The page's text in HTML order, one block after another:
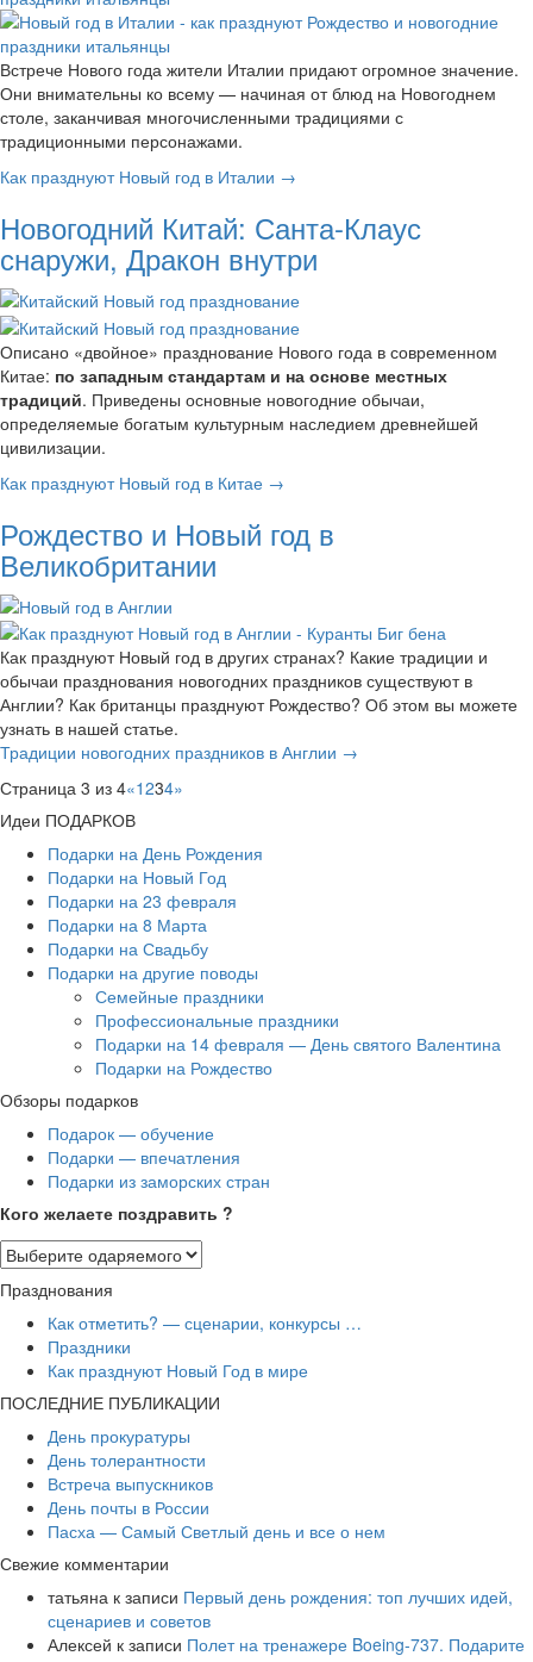
Встрече Нового года жители Италии придают огромное значение.
Они внимательны ко всему — начиная от блюд на Новогоднем
столе, заканчивая многочисленными традициями с
традиционными персонажами.
Как празднуют Новый год в Италии →
Новогодний Китай: Санта-Клаус
снаружи, Дракон внутри
Описано «двойное» празднование Нового года в современном
Китае: по западным стандартам и на основе местных
традиций. Приведены основные новогодние обычаи,
определяемые богатым культурным наследием древнейшей
цивилизации.
Как празднуют Новый год в Китае →
Рождество и Новый год в
Великобритании
Как празднуют Новый год в других странах? Какие традиции и
обычаи празднования новогодних праздников существуют в
Англии? Как британцы празднуют Рождество? Об этом вы можете
узнать в нашей статье.
Традиции новогодних праздников в Англии →
Страница 3 из 4«1234»
Идеи ПОДАРКОВ
Подарки на День Рождения
Подарки на Новый Год
Подарки на 23 февраля
Подарки на 8 Марта
Подарки на Свадьбу
Подарки на другие поводы
Семейные праздники
Профессиональные праздники
Подарки на 14 февраля — День святого Валентина
Подарки на Рождество
Обзоры подарков
Подарок — обучение
Подарки — впечатления
Подарки из заморских стран
Кого желаете поздравить ?
Празднования
Как отметить? — сценарии, конкурсы …
Праздники
Как празднуют Новый Год в мире
ПОСЛЕДНИЕ ПУБЛИКАЦИИ
День прокуратуры
День толерантности
Встреча выпускников
День почты в России
Пасха — Самый Светлый день и все о нем
Свежие комментарии
татьяна к записи Первый день рождения: топ лучших идей,
сценариев и советов
Алексей к записи ​Полет на тренажере Boeing-737. Подарите